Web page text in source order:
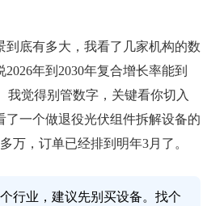
到底有多大，我看了几家机构的数
年到2030年复合增长率能到
我觉得别管数字，关键看你切入
了一个做退役光伏组件拆解设备的
万，订单已经排到明年3月了。
行业，建议先别买设备。找个